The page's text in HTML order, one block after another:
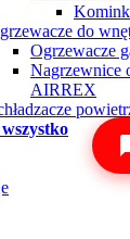
do
Ogrzewacze
Nagrzewnice
AIRREX